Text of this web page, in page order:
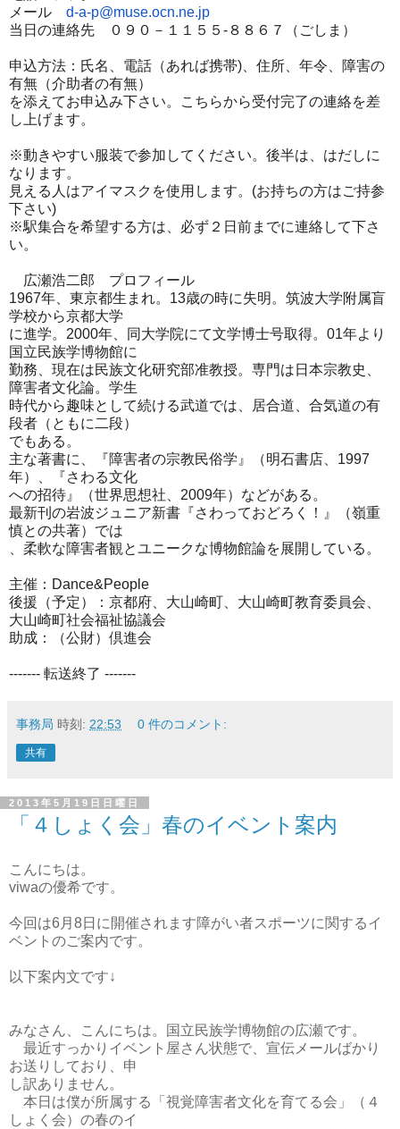
メール d-a-p@muse.ocn.ne.jp
当日の連絡先 ０９０－１１５５-８８６７（ごしま）
申込方法：氏名、電話（あれば携帯)、住所、年令、障害の
有無（介助者の有無）
を添えてお申込み下さい。
こちらから受付完了の連絡を差
し上げます。
※動きやすい服装で参加してください。後半は、 はだしに
なります。
見える人はアイマスクを使用します。(お持ちの方はご持参
下さい)
※駅集合を希望する方は、必ず２日前までに連絡して下さ
い。
広瀬浩二郎 プロフィール
1967年、東京都生まれ。13歳の時に失明。 筑波大学附属盲
学校から京都大学
に進学。2000年、同大学院にて文学博士号取得。 01年より
国立民族学博物館に
勤務、現在は民族文化研究部准教授。専門は日本宗教史、
障害者文化論。学生
時代から趣味として続ける武道では、居合道、合気道の有
段者（ ともに二段）
でもある。
主な著書に、『障害者の宗教民俗学』（明石書店、1997
年）、
『さわる文化
への招待』（世界思想社、2009年）などがある。
最新刊の岩波ジュニア新書『さわっておどろく！』（嶺重
慎との共著）では
、柔軟な障害者観とユニークな博物館論を展開している。
主催：Dance&People
後援（予定）：京都府、大山崎町、大山崎町教育委員会、
大山崎町社会福祉協議会
助成：（公財）倶進会
------- 転送終了 -------
事務局 時刻: 22:53 0 件のコメント:
共有
2013年5月19日日曜日
「４しょく会」春のイベント案内
こんにちは。
viwaの優希です。
今回は6月8日に開催されます障がい者スポーツに関するイ
ベントのご案内です。
以下案内文です↓
みなさん、こんにちは。国立民族学博物館の広瀬です。
最近すっかりイベント屋さん状態で、宣伝メールばかり
お送りしており、申
し訳ありません。
本日は僕が所属する「視覚障害者文化を育てる会」（４
しょく会）の春のイ